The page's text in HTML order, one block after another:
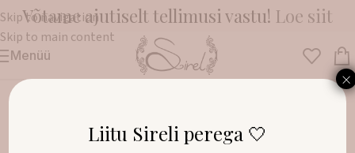
Skip to navigation
Skip to main content
Võtame ajutiselt tellimusi vastu! Loe siit
Menüü
Esileht/Kevadmütsid & sügismütsid
Liitu Sireli perega 🤍
×